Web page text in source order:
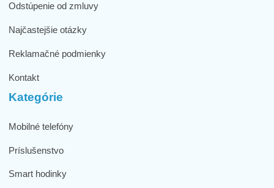
Odstúpenie od zmluvy
Najčastejšie otázky
Reklamačné podmienky
Kontakt
Kategórie
Mobilné telefóny
Príslušenstvo
Smart hodinky